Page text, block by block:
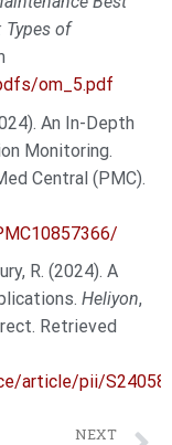
Types of
om_5.pdf
An In-Depth
Monitoring.
Central (PMC).
R. (2024). A
Heliyon,
Retrieved
article/pii/
NEXT